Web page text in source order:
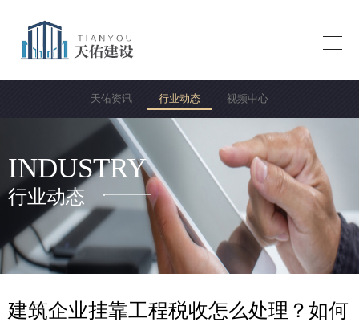

天佑资讯 行业动态 视频中心
INDUSTRY
行业动态
建筑企业挂靠工程税收怎么处理？如何